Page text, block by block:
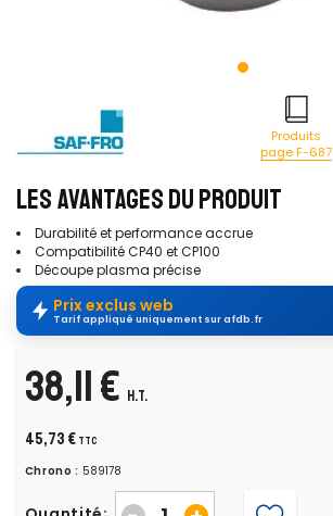
Produits
page F-687
LES AVANTAGES DU PRODUIT
Durabilité et performance accrue
Compatibilité CP40 et CP100
Découpe plasma précise
Prix exclus web
Tarif appliqué uniquement sur afdb.fr
38,11 € H.T.
45,73 € TTC
Chrono : 589178